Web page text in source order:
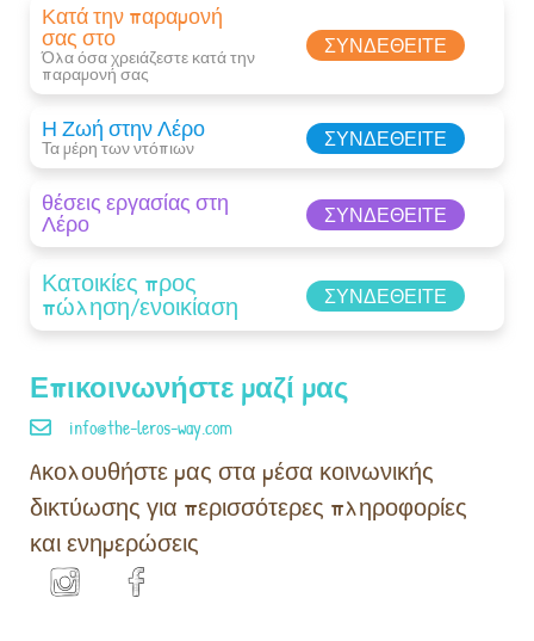
Επικοινωνήστε μαζί μας
info@the-leros-way.com
Aκολουθήστε μας στα μέσα κοινωνικής
δικτύωσης για περισσότερες πληροφορίες
και ενημερώσεις
Κατά την παραμονή
σας στο
Όλα όσα χρειάζεστε κατά την
παραμονή σας​
ΣΥΝΔΕΘΕΊΤΕ
Η Ζωή στην Λέρο
Τα μέρη των ντόπιων ΣΥΝΔΕΘΕΊΤΕ
θέσεις εργασίας στη
Λέρο ΣΥΝΔΕΘΕΊΤΕ
Κατοικίες προς
πώληση/ενοικίαση ΣΥΝΔΕΘΕΊΤΕ